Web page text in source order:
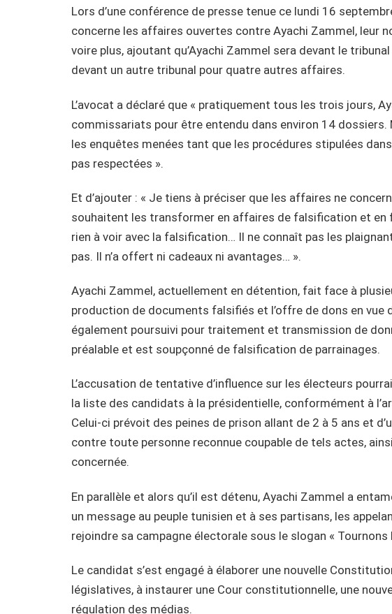
Lors d’une conférence de presse tenue ce lundi 16
concerne les affaires ouvertes contre Ayachi Zammel, leur
voire plus, ajoutant qu’Ayachi Zammel sera devant le
devant un autre tribunal pour quatre autres affaires.
L’avocat a déclaré que « pratiquement tous les trois jours,
commissariats pour être entendu dans environ 14
les enquêtes menées tant que les procédures stipulées
pas respectées ».
Et d’ajouter : « Je tiens à préciser que les affaires ne
souhaitent les transformer en affaires de falsification et en
rien à voir avec la falsification… Il ne connaît pas les
pas. Il n’a offert ni cadeaux ni avantages… ».
Ayachi Zammel, actuellement en détention, fait face à
production de documents falsifiés et l’offre de dons en vue
également poursuivi pour traitement et transmission de
préalable et est soupçonné de falsification de parrainages.
L’accusation de tentative d’influence sur les électeurs
la liste des candidats à la présidentielle, conformément à
Celui-ci prévoit des peines de prison allant de 2 à 5 ans et
contre toute personne reconnue coupable de tels actes,
concernée.
En parallèle et alors qu’il est détenu, Ayachi Zammel a
un message au peuple tunisien et à ses partisans, les
rejoindre sa campagne électorale sous le slogan « Tournons
Le candidat s’est engagé à élaborer une nouvelle
législatives, à instaurer une Cour constitutionnelle, une
régulation des médias.